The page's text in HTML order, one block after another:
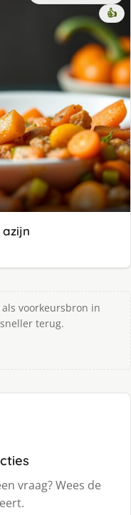
👍
als voorkeursbron in
terug.
vraag? Wees de